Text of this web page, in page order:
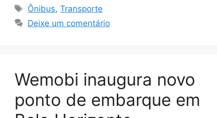
Tags
Ônibus,Transporte
Deixe um comentário
Wemobi inaugura novo
ponto de embarque em